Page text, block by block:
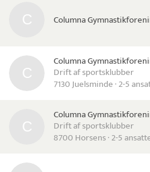
Columna
Columna
Drift af sportsklubber
7130 Juelsminde · 2-5
Columna
Drift af sportsklubber
8700 Horsens · 2-5